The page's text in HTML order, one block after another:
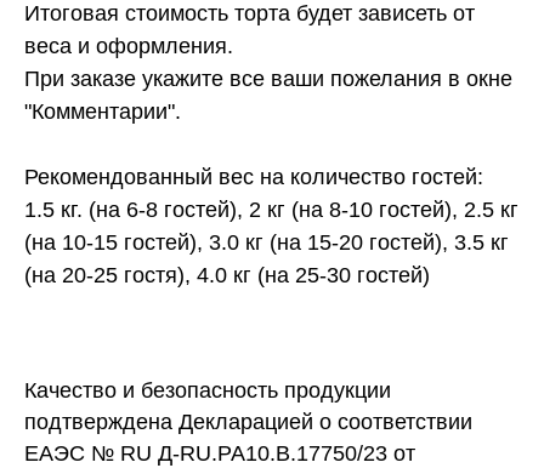
Итоговая стоимость торта будет зависеть от
веса и оформления.
При заказе укажите все ваши пожелания в окне
"Комментарии".
Рекомендованный вес на количество гостей:
1.5 кг. (на 6-8 гостей), 2 кг (на 8-10 гостей), 2.5 кг
(на 10-15 гостей), 3.0 кг (на 15-20 гостей), 3.5 кг
(на 20-25 гостя), 4.0 кг (на 25-30 гостей)
Качество и безопасность продукции
подтверждена Декларацией о соответствии
ЕАЭС № RU Д-RU.PA10.B.17750/23 от